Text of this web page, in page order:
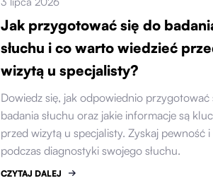
Jak przygotować się do
słuchu i co warto wiedzieć
wizytą u specjalisty?
Dowiedz się, jak odpowiednio przygotować
badania słuchu oraz jakie informacje są
przed wizytą u specjalisty. Zyskaj pewność
podczas diagnostyki swojego słuchu.
CZYTAJ DALEJ